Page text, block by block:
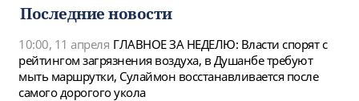
Последние новости
10:00, 11 апреля ГЛАВНОЕ ЗА НЕДЕЛЮ: Власти спорят с
рейтингом загрязнения воздуха, в Душанбе требуют
мыть маршрутки, Сулаймон восстанавливается после
самого дорогого укола